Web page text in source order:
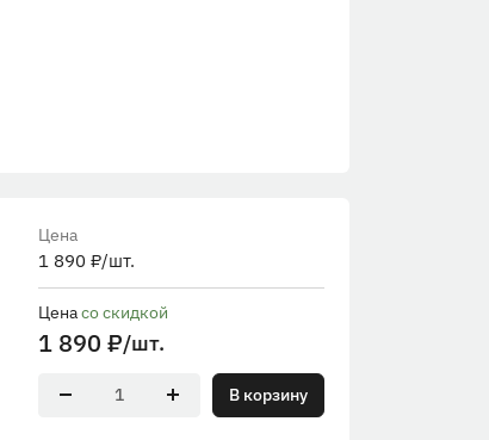
Цена
1 890 ₽/шт.
Ценасо скидкой
1 890 ₽/шт.
В корзину